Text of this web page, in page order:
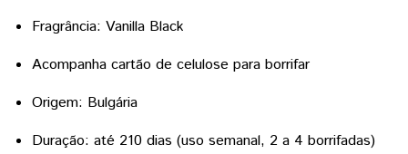
Fragrância: Vanilla Black
Acompanha cartão de celulose para borrifar
Origem: Bulgária
Duração: até 210 dias (uso semanal, 2 a 4 borrifadas)